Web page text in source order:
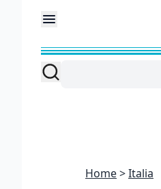
Home Italia